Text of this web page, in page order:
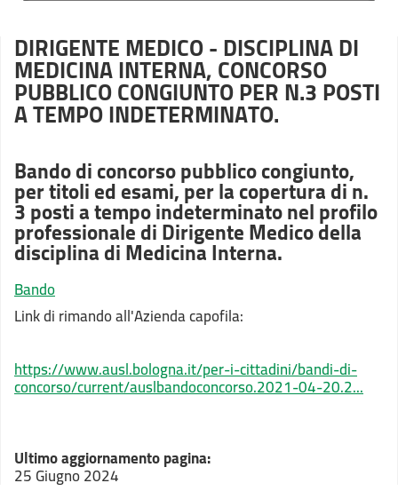
DIRIGENTE MEDICO - DISCIPLINA DI
MEDICINA INTERNA, CONCORSO
PUBBLICO CONGIUNTO PER N.3 POSTI
A TEMPO INDETERMINATO.
Bando di concorso pubblico congiunto,
per titoli ed esami, per la copertura di n.
3 posti a tempo indeterminato nel profilo
professionale di Dirigente Medico della
disciplina di Medicina Interna.
Bando
Link di rimando all'Azienda capofila:
https://www.ausl.bologna.it/per-i-cittadini/bandi-di-
concorso/current/auslbandoconcorso.2021-04-20.2...
Ultimo aggiornamento pagina:
25 Giugno 2024